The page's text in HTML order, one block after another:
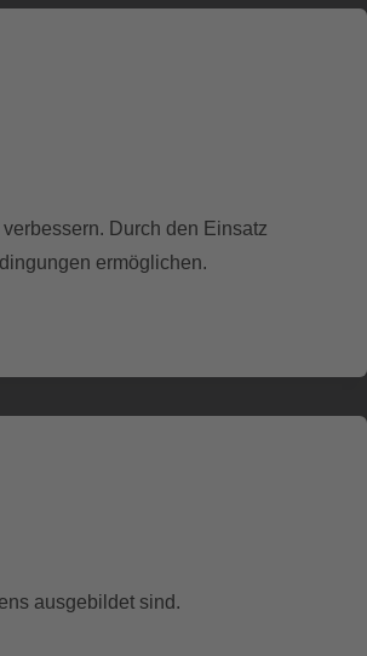
Durch den Einsatz
ermöglichen.
ausgebildet sind.